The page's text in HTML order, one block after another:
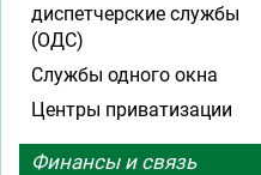
диспетчерские службы
(ОДС)
Службы одного окна
Центры приватизации
Финансы и связь